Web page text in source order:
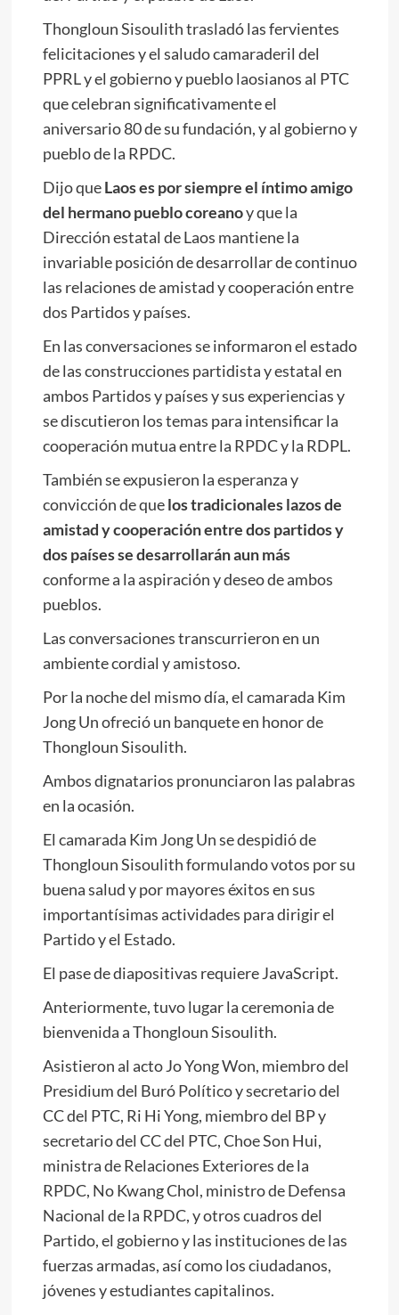
Thongloun Sisoulith trasladó las fervientes
felicitaciones y el saludo camaraderil del
PPRL y el gobierno y pueblo laosianos al PTC
que celebran significativamente el
aniversario 80 de su fundación, y al gobierno y
pueblo de la RPDC.
Dijo queLaos es por siempre el íntimo amigo
del hermano pueblo coreanoy que la
Dirección estatal de Laos mantiene la
invariable posición de desarrollar de continuo
las relaciones de amistad y cooperación entre
dos Partidos y países.
En las conversaciones se informaron el estado
de las construcciones partidista y estatal en
ambos Partidos y países y sus experiencias y
se discutieron los temas para intensificar la
cooperación mutua entre la RPDC y la RDPL.
También se expusieron la esperanza y
convicción de quelos tradicionales lazos de
amistad y cooperación entre dos partidos y
dos países se desarrollarán aun más
conforme a la aspiración y deseo de ambos
pueblos.
Las conversaciones transcurrieron en un
ambiente cordial y amistoso.
Por la noche del mismo día, el camarada Kim
Jong Unofreció un banquete en honor de
Thongloun Sisoulith.
Ambos dignatarios pronunciaron las palabras
en la ocasión.
El camarada Kim Jong Unse despidió de
Thongloun Sisoulith formulando votos por su
buena salud y por mayores éxitos en sus
importantísimas actividades para dirigir el
Partido y el Estado.
El pase de diapositivas requiere JavaScript.
Anteriormente, tuvo lugar la ceremonia de
bienvenida a Thongloun Sisoulith.
Asistieron al acto Jo Yong Won, miembro del
Presidium del Buró Político y secretario del
CC del PTC, Ri Hi Yong, miembro del BP y
secretario del CC del PTC, Choe Son Hui,
ministra de Relaciones Exteriores de la
RPDC, No Kwang Chol, ministro de Defensa
Nacional de la RPDC, y otros cuadros del
Partido, el gobierno y las instituciones de las
fuerzas armadas, así como los ciudadanos,
jóvenes y estudiantes capitalinos.